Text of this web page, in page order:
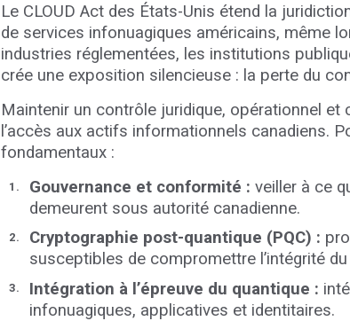
Le CLOUD Act des États-Unis étend la
de services infonuagiques américains, même
industries réglementées, les institutions
crée une exposition silencieuse : la perte du
Maintenir un contrôle juridique, opérationnel et
l’accès aux actifs informationnels canadiens.
fondamentaux :
Gouvernance et conformité : veiller à ce
demeurent sous autorité canadienne.
Cryptographie post-quantique (PQC) :
susceptibles de compromettre l’intégrité
Intégration à l’épreuve du quantique :
infonuagiques, applicatives et identitaires.